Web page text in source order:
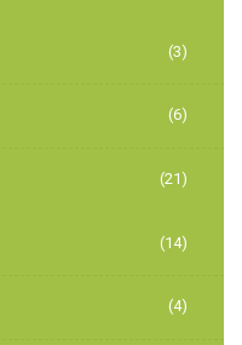
(3)
(6)
(21)
(14)
(4)